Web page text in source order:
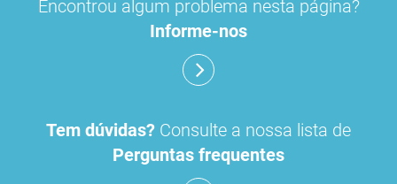
Encontrou algum problema nesta página?
Informe-nos
Tem dúvidas? Consulte a nossa lista de
Perguntas frequentes